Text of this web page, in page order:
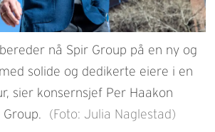
nå Spir Group på en ny og
solide og dedikerte eiere i en
sier konsernsjef Per Haakon
(Foto: Julia Naglestad)